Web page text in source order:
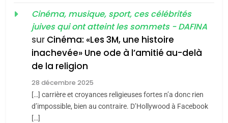
Tout sur la Nostalgie
SOUVENIRS
l’alliance pourrait
s’étendre à 13 pays
d’Amérique latine
ISRAÉL JUDAISME
Cinéma, musique, sport, ces célébrités
juives qui ont atteint les sommets - DAFINA
sur Cinéma: «Les 3M, une histoire
inachevée» Une ode à l’amitié au-delà
de la religion
28 décembre 2025
[…] carrière et croyances religieuses fortes n’a donc rien
d’impossible, bien au contraire. D’Hollywood à Facebook
[…]
Zrihen-Dvir
CE QUI NOUS MANQUE –
Jacques Hadida
Maroc : Les amandes de